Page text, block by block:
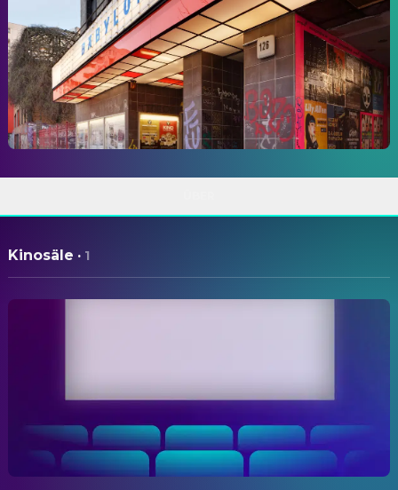
Datenschutzeinstellungen
Kinosäle · 1